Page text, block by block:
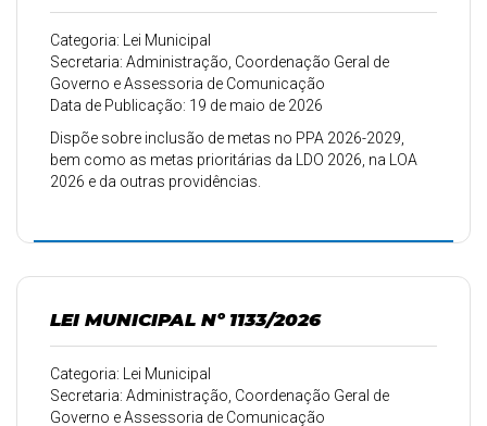
Categoria: Lei Municipal
Secretaria: Administração, Coordenação Geral de
Governo e Assessoria de Comunicação
Data de Publicação: 19 de maio de 2026
Dispõe sobre inclusão de metas no PPA 2026-2029,
bem como as metas prioritárias da LDO 2026, na LOA
2026 e da outras providências.
LEI MUNICIPAL Nº 1133/2026
Categoria: Lei Municipal
Secretaria: Administração, Coordenação Geral de
Governo e Assessoria de Comunicação